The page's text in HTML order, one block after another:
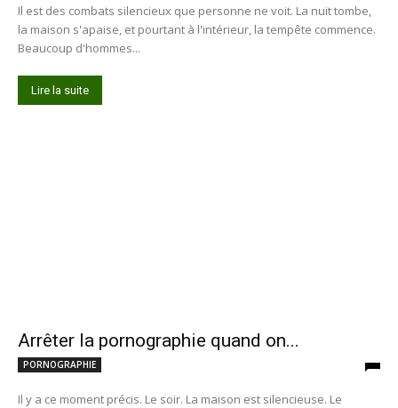
Il est des combats silencieux que personne ne voit. La nuit tombe,
la maison s'apaise, et pourtant à l'intérieur, la tempête commence.
Beaucoup d'hommes...
Lire la suite
Arrêter la pornographie quand on...
PORNOGRAPHIE
Il y a ce moment précis. Le soir. La maison est silencieuse. Le